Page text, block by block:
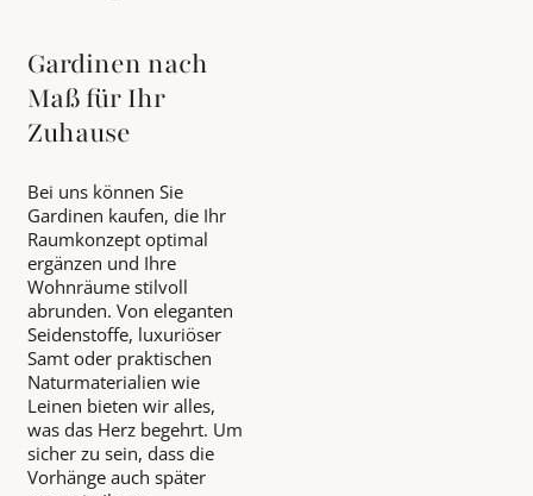
Gardinen nach
Maß für Ihr
Zuhause
Bei uns können Sie
Gardinen kaufen, die Ihr
Raumkonzept optimal
ergänzen und Ihre
Wohnräume stilvoll
abrunden. Von eleganten
Seidenstoffe, luxuriöser
Samt oder praktischen
Naturmaterialien wie
Leinen bieten wir alles,
was das Herz begehrt. Um
sicher zu sein, dass die
Vorhänge auch später